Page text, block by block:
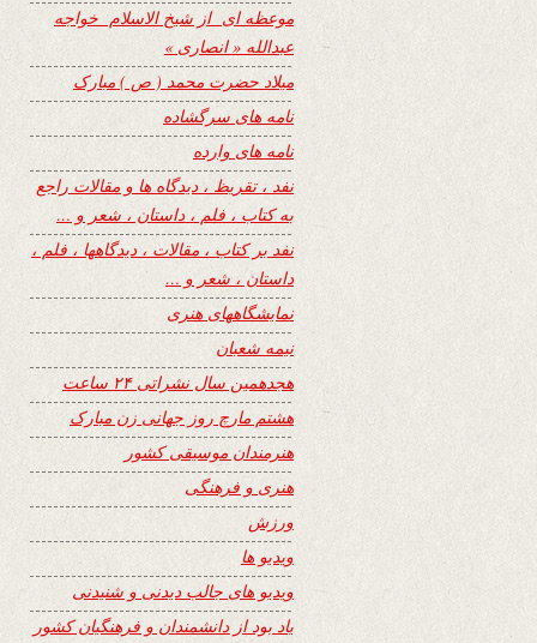
موعظه ای از شیخ الاسلام خواجه
عبدالله « انصاری »
میلاد حضرت محمد ( ص ) مبارک
نامه های سرگشاده
نامه های وارده
نفد ، تقریظ ، دیدگاه ها و مقالات راجع
به کتاب ، فلم ، داستان ، شعر و …
نفد بر کتاب ، مقالات ، دیدگاهها ، فلم ،
داستان ، شعر و …
نمایشگاههای هنری
نیمه شعبان
هجدهمین سال نشراتی ۲۴ ساعت
هشتم مارچ روز جهانی زن مبارک
هنرمندان موسیقی کشور
هنری و فرهنگی
ورزش
ویدیو ها
ویدیو های جالب دیدنی و شنیدنی
یاد بود از دانشمندان و فرهنگیان کشور